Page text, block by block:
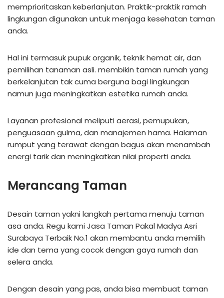
memprioritaskan keberlanjutan. Praktik-praktik ramah
lingkungan digunakan untuk menjaga kesehatan taman
anda.
Hal ini termasuk pupuk organik, teknik hemat air, dan
pemilihan tanaman asli. membikin taman rumah yang
berkelanjutan tak cuma berguna bagi lingkungan
namun juga meningkatkan estetika rumah anda.
Layanan profesional meliputi aerasi, pemupukan,
penguasaan gulma, dan manajemen hama. Halaman
rumput yang terawat dengan bagus akan menambah
energi tarik dan meningkatkan nilai properti anda.
Merancang Taman
Desain taman yakni langkah pertama menuju taman
asa anda. Regu kami Jasa Taman Pakal Madya Asri
Surabaya Terbaik No.1 akan membantu anda memilih
ide dan tema yang cocok dengan gaya rumah dan
selera anda.
Dengan desain yang pas, anda bisa membuat taman